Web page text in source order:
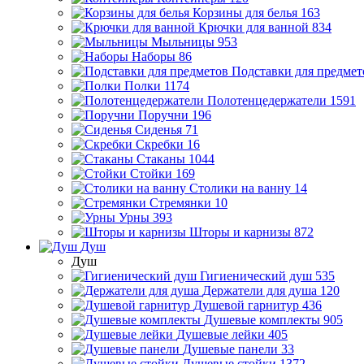
Корзины для белья 163
Крючки для ванной 834
Мыльницы 953
Наборы 86
Подставки для
Полки 1174
Полотенцедержатели 1591
Поручни 196
Сиденья 71
Скребки 16
Стаканы 1044
Стойки 169
Столики на ванну 14
Стремянки 10
Урны 393
Шторы и карнизы 872
Душ
Душ
Гигиенический душ 535
Держатели для душа 120
Душевой гарнитур 436
Душевые комплекты 905
Душевые лейки 405
Душевые панели 33